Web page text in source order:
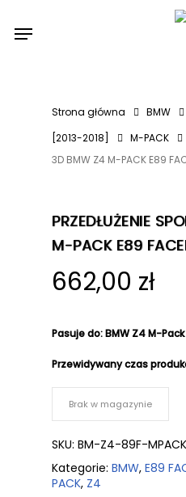
main
Menu
Strona główna BMW
[2013-2018]
M-PACK
3D BMW Z4 M-PACK E89
PRZEDŁUŻENIE
M-PACK E89
662,00 zł
Pasuje do:BMW Z4 M-
Przewidywany czas
Brak w magazynie
SKU: BM-Z4-89F-
Kategorie: BMW, E89
PACK, Z4